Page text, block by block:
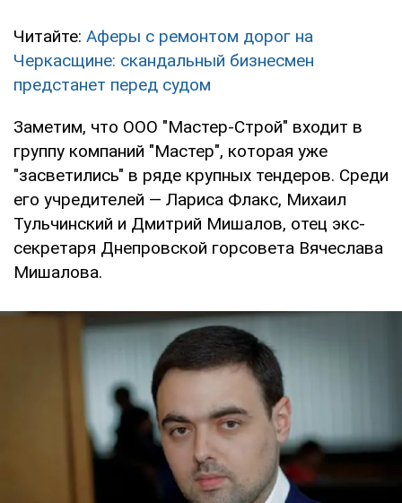
Читайте: Аферы с ремонтом дорог на
Черкасщине: скандальный бизнесмен
предстанет перед судом
Заметим, что ООО "Мастер-Строй" входит в
группу компаний "Мастер", которая уже
"засветились" в ряде крупных тендеров. Среди
его учредителей — Лариса Флакс, Михаил
Тульчинский и Дмитрий Мишалов, отец экс-
секретаря Днепровской горсовета Вячеслава
Мишалова.